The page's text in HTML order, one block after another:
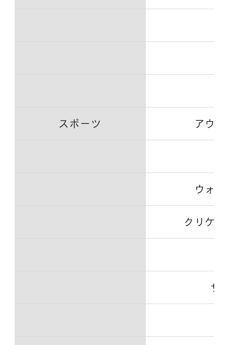
スポーツ アウ
ウォ
クリケ
サ